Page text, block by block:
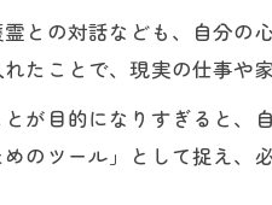
スピリチュアルを自分
癒やしだけを追わない
との対話なども、自分
たことで、現実の仕事
が目的になりすぎると
のツール」として捉え、